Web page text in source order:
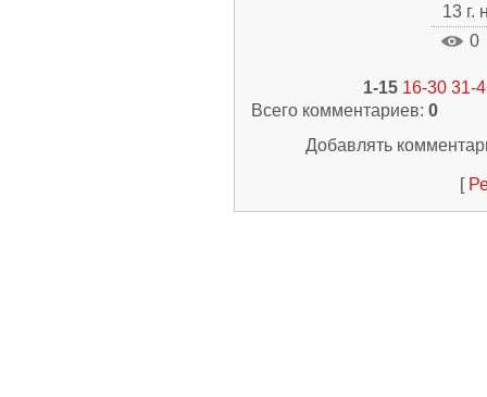
13 г.
0
1-15 16-30 31-
Всего комментариев: 0
Добавлять
[